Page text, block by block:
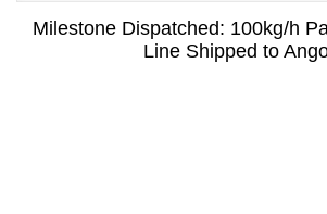
Milestone Dispatched: 100kg/h
Line Shipped to